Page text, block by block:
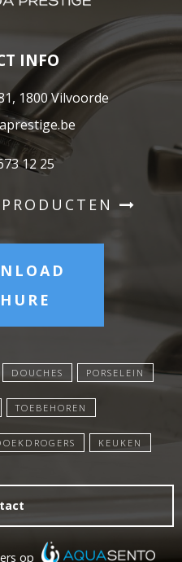
INFO
1800 Vilvoorde
12 25
DOUCHES PORSELEIN
TOEBEHOREN
KEUKEN
op